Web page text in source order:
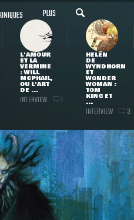
PLUS
L'AMOUR
ET LA
VERMINE
: WILL
MCPHAIL,
OU L'ART
DE ...
INTERVIEW 1
HELEN
DE
WYNDHORN
ET
WONDER
WOMAN :
TOM
KING ET
...
INTERVIEW 3